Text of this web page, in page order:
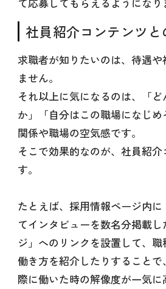
社員紹介コンテンツと
求職者が知りたいのは、待遇や
ません。
それ以上に気になるのは、「
か」「自分はこの職場になじ
関係や職場の空気感です。
そこで効果的なのが、社員紹
す。
たとえば、採用情報ページ内
てインタビューを数名分掲載
ジ」へのリンクを設置して、
働き方を紹介したりすること
際に働いた時の解像度が一気に